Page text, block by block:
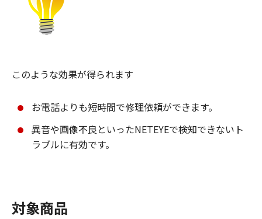
このような効果が得られます
お電話よりも短時間で修理依頼ができます。
異音や画像不良といったNETEYEで検知できないト
ラブルに有効です。
対象商品